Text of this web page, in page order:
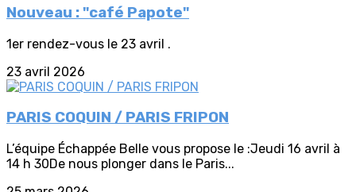
Nouveau : "café Papote"
1er rendez-vous le 23 avril .
23 avril 2026
PARIS COQUIN / PARIS FRIPON
L’équipe Échappée Belle vous propose le :Jeudi 16 avril à
14 h 30De nous plonger dans le Paris...